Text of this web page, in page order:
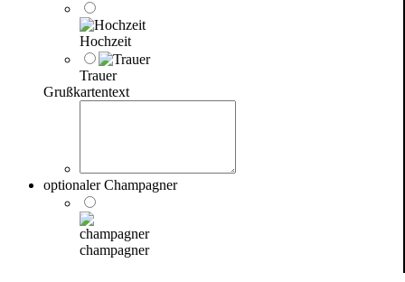
Hochzeit
Trauer
Grußkartentext
optionaler Champagner
champagner